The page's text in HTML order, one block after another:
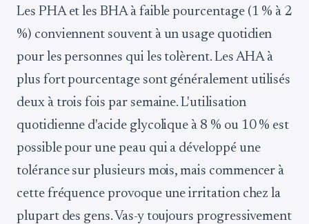
Les PHA et les BHA à faible pourcentage (1 % à 2
%) conviennent souvent à un usage quotidien
pour les personnes qui les tolèrent. Les AHA à
plus fort pourcentage sont généralement utilisés
deux à trois fois par semaine. L'utilisation
quotidienne d'acide glycolique à 8 % ou 10 % est
possible pour une peau qui a développé une
tolérance sur plusieurs mois, mais commencer à
cette fréquence provoque une irritation chez la
plupart des gens. Vas-y toujours progressivement